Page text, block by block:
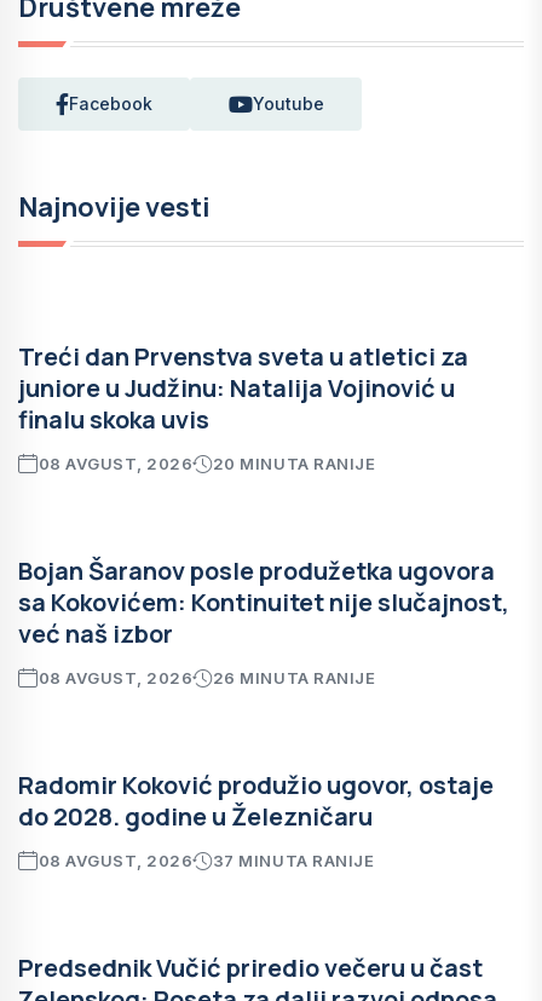
Društvene mreže
Facebook Youtube
Najnovije vesti
Treći dan Prvenstva sveta u atletici za
juniore u Judžinu: Natalija Vojinović u
finalu skoka uvis
08 AVGUST, 2026 20 MINUTA RANIJE
Bojan Šaranov posle produžetka ugovora
sa Kokovićem: Kontinuitet nije slučajnost,
već naš izbor
08 AVGUST, 2026 26 MINUTA RANIJE
Radomir Koković produžio ugovor, ostaje
do 2028. godine u Železničaru
08 AVGUST, 2026 37 MINUTA RANIJE
Predsednik Vučić priredio večeru u čast